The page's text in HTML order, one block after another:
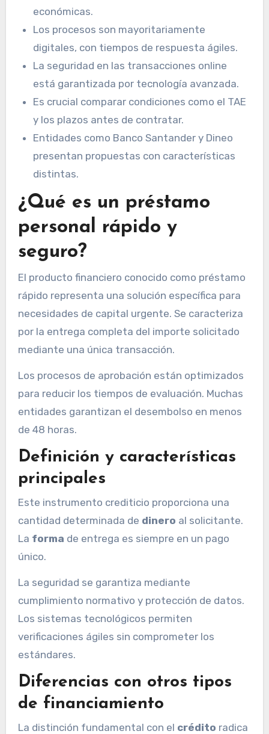
económicas.
Los procesos son mayoritariamente
digitales, con tiempos de respuesta ágiles.
La seguridad en las transacciones online
está garantizada por tecnología avanzada.
Es crucial comparar condiciones como el TAE
y los plazos antes de contratar.
Entidades como Banco Santander y Dineo
presentan propuestas con características
distintas.
¿Qué es un préstamo
personal rápido y
seguro?
El producto financiero conocido como préstamo
rápido representa una solución específica para
necesidades de capital urgente. Se caracteriza
por la entrega completa del importe solicitado
mediante una única transacción.
Los procesos de aprobación están optimizados
para reducir los tiempos de evaluación. Muchas
entidades garantizan el desembolso en menos
de 48 horas.
Definición y características
principales
Este instrumento crediticio proporciona una
cantidad determinada de dinero al solicitante.
La forma de entrega es siempre en un pago
único.
La seguridad se garantiza mediante
cumplimiento normativo y protección de datos.
Los sistemas tecnológicos permiten
verificaciones ágiles sin comprometer los
estándares.
Diferencias con otros tipos
de financiamiento
La distinción fundamental con el crédito radica